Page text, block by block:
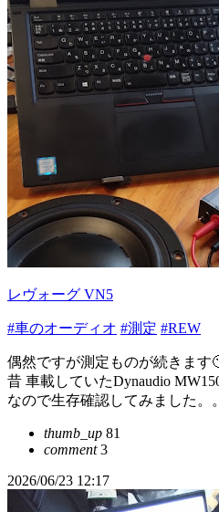
レヴォーグ VN5
#車のオーディオ #測定 #REW
偶然ですが測定ものが続きます
昔 車載していたDynaudio
なので生存確認してみました。
thumb_up 81
comment3
2026/06/23 12:17